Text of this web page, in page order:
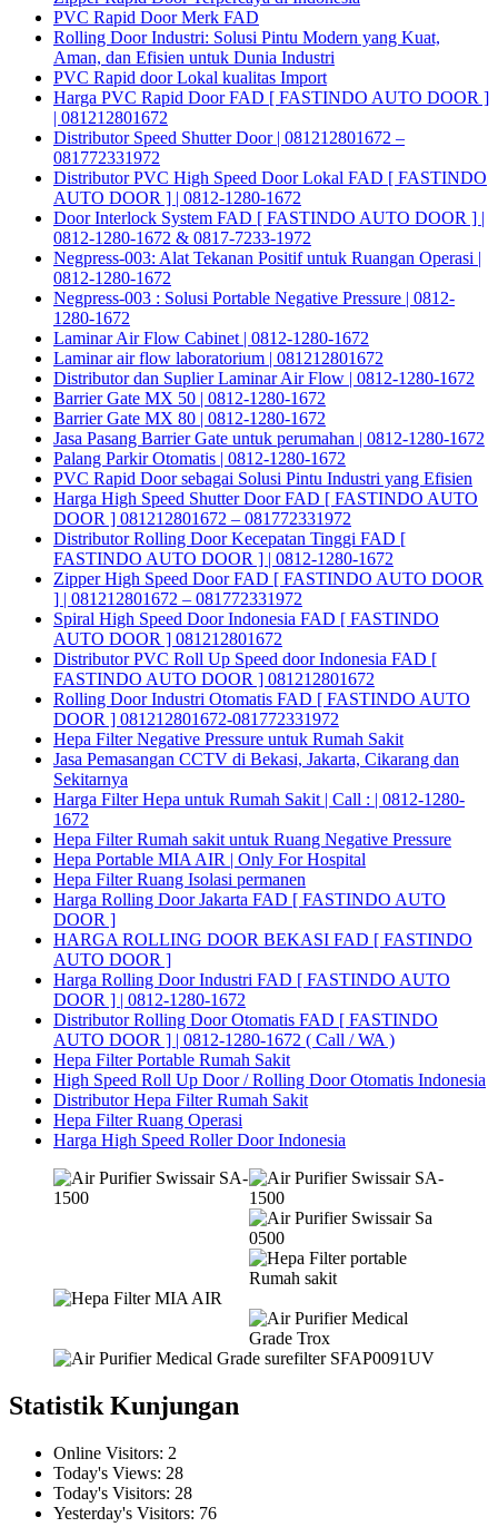
PVC Rapid Door Merk FAD
Rolling Door Industri: Solusi Pintu Modern yang Kuat,
Aman, dan Efisien untuk Dunia Industri
PVC Rapid door Lokal kualitas Import
Harga PVC Rapid Door FAD [ FASTINDO AUTO DOOR ]
| 081212801672
Distributor Speed Shutter Door | 081212801672 –
081772331972
Distributor PVC High Speed Door Lokal FAD [ FASTINDO
AUTO DOOR ] | 0812-1280-1672
Door Interlock System FAD [ FASTINDO AUTO DOOR ] |
0812-1280-1672 & 0817-7233-1972
Negpress-003: Alat Tekanan Positif untuk Ruangan Operasi |
0812-1280-1672
Negpress-003 : Solusi Portable Negative Pressure | 0812-
1280-1672
Laminar Air Flow Cabinet | 0812-1280-1672
Laminar air flow laboratorium | 081212801672
Distributor dan Suplier Laminar Air Flow | 0812-1280-1672
Barrier Gate MX 50 | 0812-1280-1672
Barrier Gate MX 80 | 0812-1280-1672
Jasa Pasang Barrier Gate untuk perumahan | 0812-1280-1672
Palang Parkir Otomatis | 0812-1280-1672
PVC Rapid Door sebagai Solusi Pintu Industri yang Efisien
Harga High Speed Shutter Door FAD [ FASTINDO AUTO
DOOR ] 081212801672 – 081772331972
Distributor Rolling Door Kecepatan Tinggi FAD [
FASTINDO AUTO DOOR ] | 0812-1280-1672
Zipper High Speed Door FAD [ FASTINDO AUTO DOOR
] | 081212801672 – 081772331972
Spiral High Speed Door Indonesia FAD [ FASTINDO
AUTO DOOR ] 081212801672
Distributor PVC Roll Up Speed door Indonesia FAD [
FASTINDO AUTO DOOR ] 081212801672
Rolling Door Industri Otomatis FAD [ FASTINDO AUTO
DOOR ] 081212801672-081772331972
Hepa Filter Negative Pressure untuk Rumah Sakit
Jasa Pemasangan CCTV di Bekasi, Jakarta, Cikarang dan
Sekitarnya
Harga Filter Hepa untuk Rumah Sakit | Call : | 0812-1280-
1672
Hepa Filter Rumah sakit untuk Ruang Negative Pressure
Hepa Portable MIA AIR | Only For Hospital
Hepa Filter Ruang Isolasi permanen
Harga Rolling Door Jakarta FAD [ FASTINDO AUTO
DOOR ]
HARGA ROLLING DOOR BEKASI FAD [ FASTINDO
AUTO DOOR ]
Harga Rolling Door Industri FAD [ FASTINDO AUTO
DOOR ] | 0812-1280-1672
Distributor Rolling Door Otomatis FAD [ FASTINDO
AUTO DOOR ] | 0812-1280-1672 ( Call / WA )
Hepa Filter Portable Rumah Sakit
High Speed Roll Up Door / Rolling Door Otomatis Indonesia
Distributor Hepa Filter Rumah Sakit
Hepa Filter Ruang Operasi
Harga High Speed Roller Door Indonesia
Statistik Kunjungan
Online Visitors: 2
Today's Views: 28
Today's Visitors: 28
Yesterday's Visitors: 76